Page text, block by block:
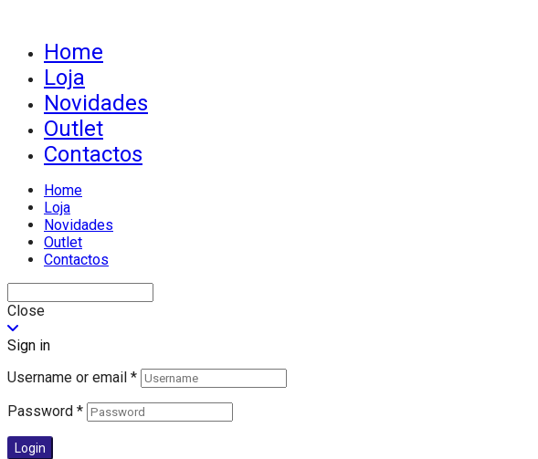
Home
Loja
Novidades
Outlet
Contactos
Home
Loja
Novidades
Outlet
Contactos
Close
Sign in
Username or email *
Password *
Login